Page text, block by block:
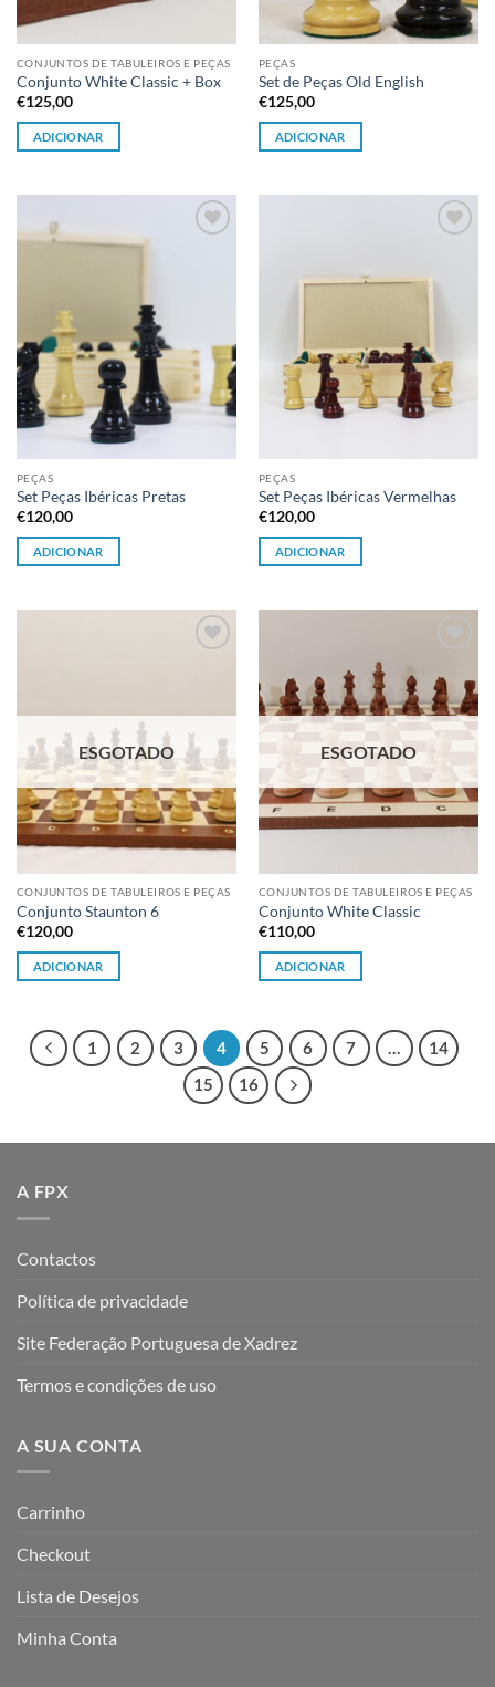
CONJUNTOS DE TABULEIROS E PEÇAS
Conjunto White Classic + Box
€125,00
ADICIONAR
PEÇAS
Set de Peças Old English
€125,00
ADICIONAR
PEÇAS
Set Peças Ibéricas Pretas
€120,00
ADICIONAR
desejos
PEÇAS
Set Peças Ibéricas Vermelhas
€120,00
ADICIONAR
ESGOTADO
CONJUNTOS DE TABULEIROS E PEÇAS
Conjunto Staunton 6
€120,00
ADICIONAR
Adicionar
à lista de
desejos
ESGOTADO
CONJUNTOS DE TABULEIROS E PEÇAS
Conjunto White Classic
€110,00
ADICIONAR
1 2 3 4 5 6 7 …
14
15
16
A FPX
Contactos
Política de privacidade
Site Federação Portuguesa de Xadrez
Termos e condições de uso
A SUA CONTA
Carrinho
Checkout
Lista de Desejos
Minha Conta